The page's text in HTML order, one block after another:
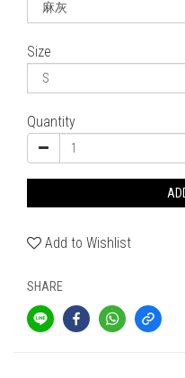
Size
Quantity
Add to Wishlist
SHARE